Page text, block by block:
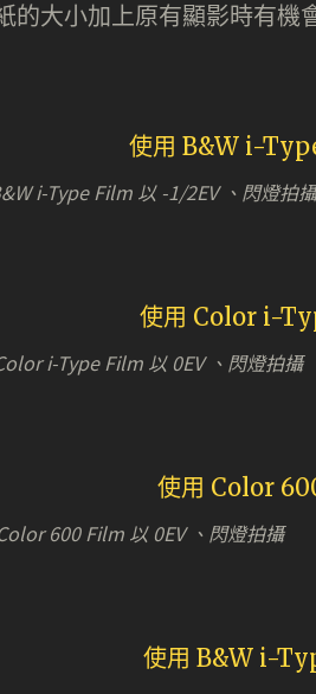
的大小加上原有顯影時有機
i-Type Film 以 -1/2EV 、閃燈拍攝
i-Type Film 以 0EV 、閃燈拍攝
600 Film 以 0EV 、閃燈拍攝